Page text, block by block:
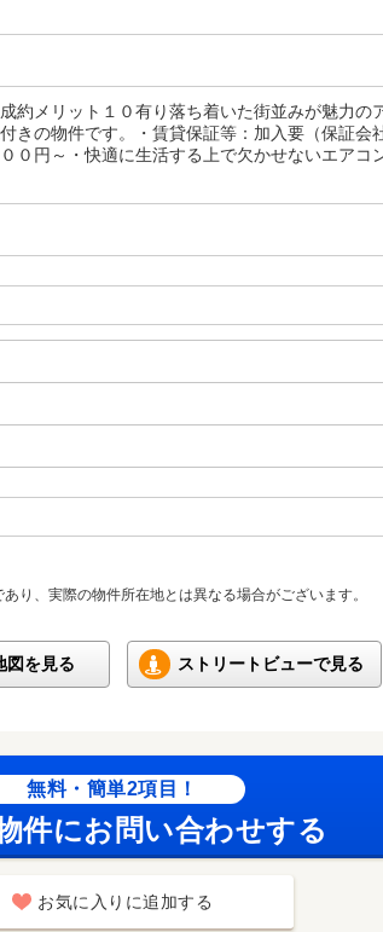
約メリット１０有り落ち着いた街並みが魅力の
きの物件です。・賃貸保証等：加入要（保証
０円～・快適に生活する上で欠かせないエアコ
り、実際の物件所在地とは異なる場合がございます。
図を見る ストリートビューで見る
無料・簡単2項目！
件にお問い合わせする
お気に入りに追加する